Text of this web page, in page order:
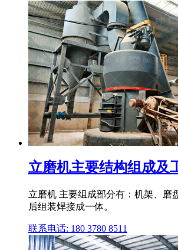
立磨机主要结构组成及
立磨机 主要组成部分有：机架、磨
后组装焊接成一体。
联系电话: 180 3780 8511